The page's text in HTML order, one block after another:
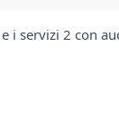
i servizi 2 con